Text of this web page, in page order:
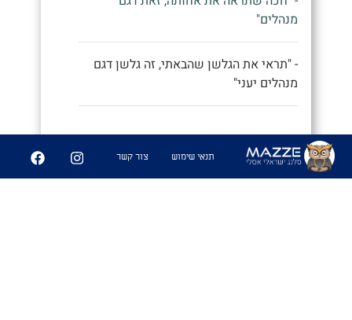
מנהלים"
- "תראי את הגלשן שהבאתי, זה גלשן דגם
מנהלים יעני"
תנאי שימוש צור קשר